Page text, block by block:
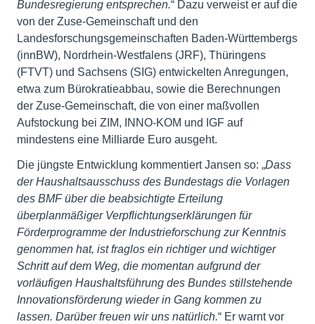
Bundesregierung entsprechen.“ Dazu verweist er auf die
von der Zuse-Gemeinschaft und den
Landesforschungsgemeinschaften Baden-Württembergs
(innBW), Nordrhein-Westfalens (JRF), Thüringens
(FTVT) und Sachsens (SIG) entwickelten Anregungen,
etwa zum Bürokratieabbau, sowie die Berechnungen
der Zuse-Gemeinschaft, die von einer maßvollen
Aufstockung bei ZIM, INNO-KOM und IGF auf
mindestens eine Milliarde Euro ausgeht.
Die jüngste Entwicklung kommentiert Jansen so: „Dass
der Haushaltsausschuss des Bundestags die Vorlagen
des BMF über die beabsichtigte Erteilung
überplanmäßiger Verpflichtungserklärungen für
Förderprogramme der Industrieforschung zur Kenntnis
genommen hat, ist fraglos ein richtiger und wichtiger
Schritt auf dem Weg, die momentan aufgrund der
vorläufigen Haushaltsführung des Bundes stillstehende
Innovationsförderung wieder in Gang kommen zu
lassen. Darüber freuen wir uns natürlich.“ Er warnt vor